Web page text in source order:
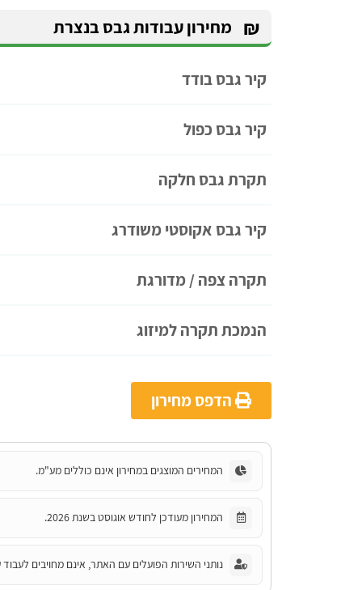
₪ מחירון עבודות גבס בנצרת
קיר גבס בודד
קיר גבס כפול
תקרת גבס חלקה
קיר גבס אקוסטי משודרג
תקרה צפה / מדורגת
הנמכת תקרה למיזוג
הדפס מחירון
המחירים המוצגים במחירון אינם כוללים מע"מ.
המחירון מעודכן לחודש אוגוסט בשנת 2026.
נותני השירות הפועלים עם האתר, אינם מחויבים לעבוד